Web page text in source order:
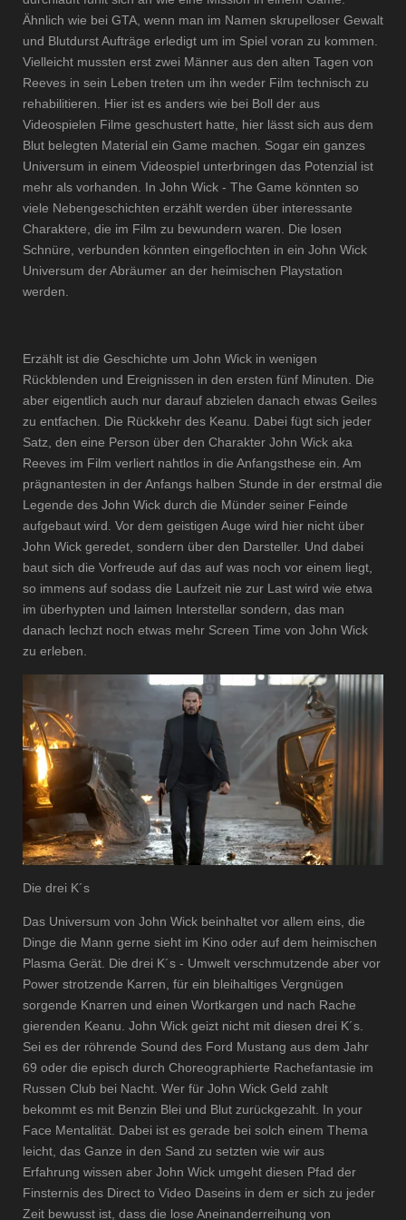
Ähnlich wie bei GTA, wenn man im Namen skrupelloser Gewalt
und Blutdurst Aufträge erledigt um im Spiel voran zu kommen.
Vielleicht mussten erst zwei Männer aus den alten Tagen von
Reeves in sein Leben treten um ihn weder Film technisch zu
rehabilitieren. Hier ist es anders wie bei Boll der aus
Videospielen Filme geschustert hatte, hier lässt sich aus dem
Blut belegten Material ein Game machen. Sogar ein ganzes
Universum in einem Videospiel unterbringen das Potenzial ist
mehr als vorhanden. In John Wick - The Game könnten so
viele Nebengeschichten erzählt werden über interessante
Charaktere, die im Film zu bewundern waren. Die losen
Schnüre, verbunden könnten eingeflochten in ein John Wick
Universum der Abräumer an der heimischen Playstation
werden.
Erzählt ist die Geschichte um John Wick in wenigen
Rückblenden und Ereignissen in den ersten fünf Minuten. Die
aber eigentlich auch nur darauf abzielen danach etwas Geiles
zu entfachen. Die Rückkehr des Keanu. Dabei fügt sich jeder
Satz, den eine Person über den Charakter John Wick aka
Reeves im Film verliert nahtlos in die Anfangsthese ein. Am
prägnantesten in der Anfangs halben Stunde in der erstmal die
Legende des John Wick durch die Münder seiner Feinde
aufgebaut wird. Vor dem geistigen Auge wird hier nicht über
John Wick geredet, sondern über den Darsteller. Und dabei
baut sich die Vorfreude auf das auf was noch vor einem liegt,
so immens auf sodass die Laufzeit nie zur Last wird wie etwa
im überhypten und laimen Interstellar sondern, das man
danach lechzt noch etwas mehr Screen Time von John Wick
zu erleben.
Die drei K´s
Das Universum von John Wick beinhaltet vor allem eins, die
Dinge die Mann gerne sieht im Kino oder auf dem heimischen
Plasma Gerät. Die drei K´s - Umwelt verschmutzende aber vor
Power strotzende Karren, für ein bleihaltiges Vergnügen
sorgende Knarren und einen Wortkargen und nach Rache
gierenden Keanu. John Wick geizt nicht mit diesen drei K´s.
Sei es der röhrende Sound des Ford Mustang aus dem Jahr
69 oder die episch durch Choreographierte Rachefantasie im
Russen Club bei Nacht. Wer für John Wick Geld zahlt
bekommt es mit Benzin Blei und Blut zurückgezahlt. In your
Face Mentalität. Dabei ist es gerade bei solch einem Thema
leicht, das Ganze in den Sand zu setzten wie wir aus
Erfahrung wissen aber John Wick umgeht diesen Pfad der
Finsternis des Direct to Video Daseins in dem er sich zu jeder
Zeit bewusst ist, dass die lose Aneinanderreihung von